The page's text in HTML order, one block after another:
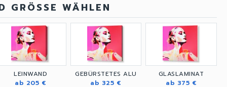
GRÖSSE WÄHLEN
LEINWAND
ab 205 €
GEBÜRSTETES ALU
ab 325 €
GLASLAMINAT
ab 375 €